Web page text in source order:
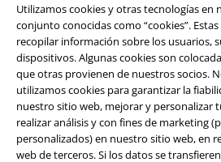
Utilizamos cookies y otras tecnologías en
conjunto conocidas como “cookies”.
recopilar información sobre los usuarios,
dispositivos. Algunas cookies son
que otras provienen de nuestros socios.
utilizamos cookies para garantizar la
nuestro sitio web, mejorar y personalizar
realizar análisis y con fines de marketing
personalizados) en nuestro sitio web, en
web de terceros. Si los datos se transfieren
Legal
Términos y Condiciones
Aviso Legal